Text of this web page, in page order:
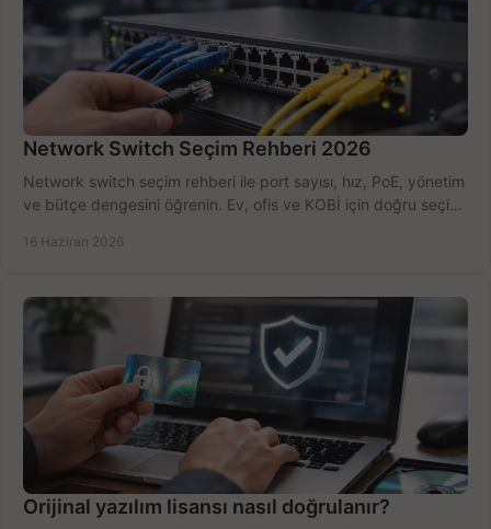
Network Switch Seçim Rehberi 2026
Network switch seçim rehberi ile port sayısı, hız, PoE, yönetim
ve bütçe dengesini öğrenin. Ev, ofis ve KOBİ için doğru seçimi
16 Haziran 2026
Orijinal yazılım lisansı nasıl doğrulanır?